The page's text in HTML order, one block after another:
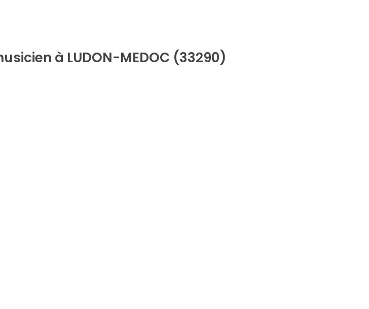
à LUDON-MEDOC (33290)